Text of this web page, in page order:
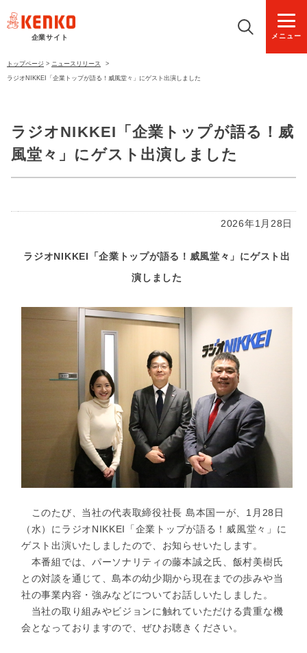
企業サイト メニュー
トップページ > ニュースリリース >
ラジオNIKKEI「企業トップが語る！威風堂々」にゲスト出演しました
ラジオNIKKEI「企業トップが語る！威
風堂々」にゲスト出演しました
2026年1月28日
ラジオNIKKEI「企業トップが語る！威風堂々」にゲスト出
演しました
このたび、当社の代表取締役社長 島本国一が、1月28日
（水）にラジオNIKKEI「企業トップが語る！威風堂々」に
ゲスト出演いたしましたので、お知らせいたします。
本番組では、パーソナリティの藤本誠之氏、飯村美樹氏
との対談を通じて、島本の幼少期から現在までの歩みや当
社の事業内容・強みなどについてお話しいたしました。
当社の取り組みやビジョンに触れていただける貴重な機
会となっておりますので、ぜひお聴きください。